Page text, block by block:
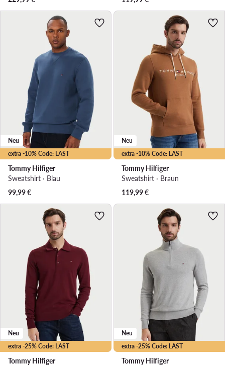
extra -10% Code: LAST
Neu
Tommy Hilfiger
Sweatshirt · Blau
99,99€
extra -10% Code: LAST
Neu
Tommy Hilfiger
Sweatshirt · Braun
119,99€
extra -25% Code: LAST
Neu
Tommy Hilfiger
extra -25% Code: LAST
Neu
Tommy Hilfiger